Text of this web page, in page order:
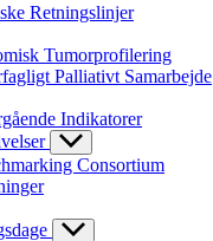
Retningslinjer
Tumorprofilering
Palliativt Samarbejde
Indikatorer
Consortium